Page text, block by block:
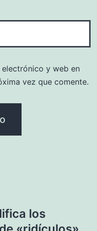
y web en
vez que comente.
los